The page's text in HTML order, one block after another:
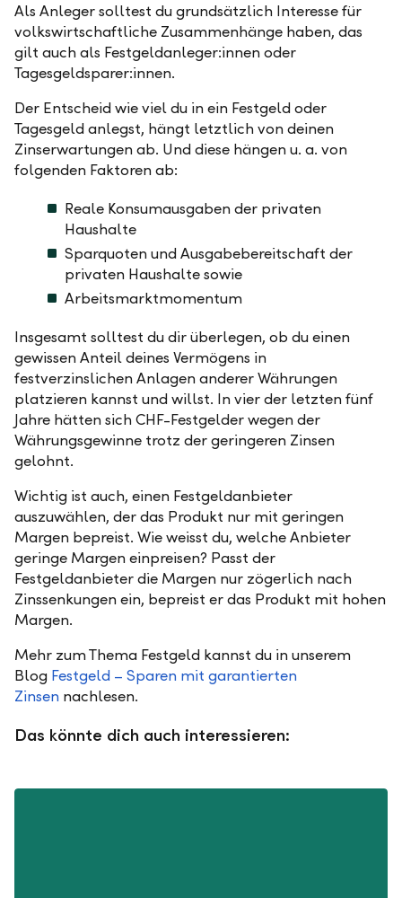
Als Anleger solltest du grundsätzlich Interesse für
volkswirtschaftliche Zusammenhänge haben, das
gilt auch als Festgeldanleger:innen oder
Tagesgeldsparer:innen.
Der Entscheid wie viel du in ein Festgeld oder
Tagesgeld anlegst, hängt letztlich von deinen
Zinserwartungen ab. Und diese hängen u. a. von
folgenden Faktoren ab:
Reale Konsumausgaben der privaten
Haushalte
Sparquoten und Ausgabebereitschaft der
privaten Haushalte sowie
Arbeitsmarktmomentum
Insgesamt solltest du dir überlegen, ob du einen
gewissen Anteil deines Vermögens in
festverzinslichen Anlagen anderer Währungen
platzieren kannst und willst. In vier der letzten fünf
Jahre hätten sich CHF-Festgelder wegen der
Währungsgewinne trotz der geringeren Zinsen
gelohnt.
Wichtig ist auch, einen Festgeldanbieter
auszuwählen, der das Produkt nur mit geringen
Margen bepreist. Wie weisst du, welche Anbieter
geringe Margen einpreisen? Passt der
Festgeldanbieter die Margen nur zögerlich nach
Zinssenkungen ein, bepreist er das Produkt mit hohen
Margen.
Mehr zum Thema Festgeld kannst du in unserem
Blog Festgeld – Sparen mit garantierten
Zinsen nachlesen.
Das könnte dich auch interessieren: